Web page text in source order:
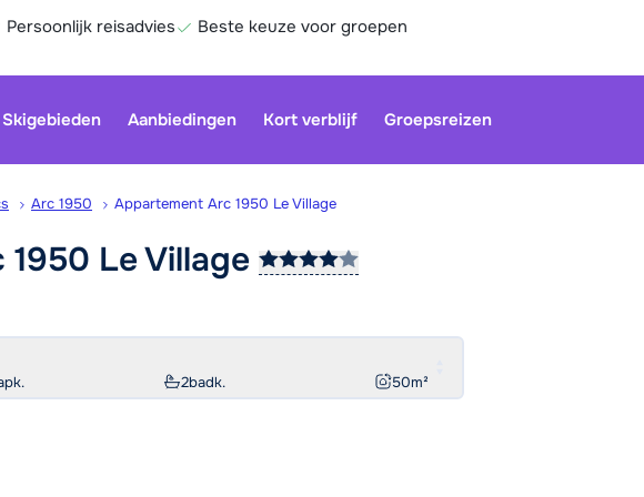
Persoonlijk reisadvies Beste keuze voor groepen
Skigebieden Aanbiedingen Kort verblijf Groepsreizen
Arc 1950 Appartement Arc 1950 Le Village
LeVillage
2badk. 50m²